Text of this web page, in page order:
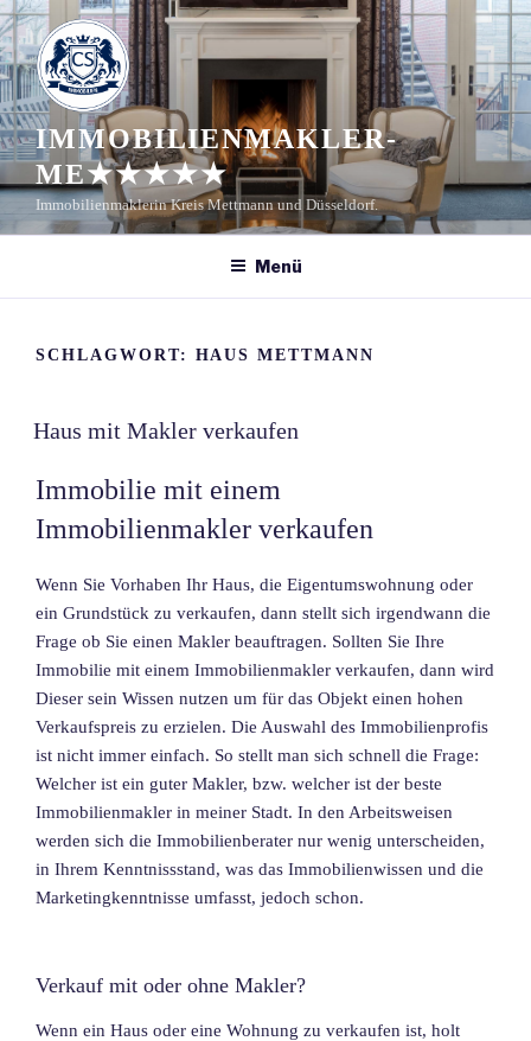
Zum
Inhalt
springen
IMMOBILIENMAKLER-
ME★★★★★
Immobilienmaklerin Kreis Mettmann und Düsseldorf.
Menü
SCHLAGWORT: HAUS METTMANN
Haus mit Makler verkaufen
Immobilie mit einem
Immobilienmakler verkaufen
Wenn Sie Vorhaben Ihr Haus, die Eigentumswohnung oder
ein Grundstück zu verkaufen, dann stellt sich irgendwann die
Frage ob Sie einen Makler beauftragen. Sollten Sie Ihre
Immobilie mit einem Immobilienmakler verkaufen, dann wird
Dieser sein Wissen nutzen um für das Objekt einen hohen
Verkaufspreis zu erzielen. Die Auswahl des Immobilienprofis
ist nicht immer einfach. So stellt man sich schnell die Frage:
Welcher ist ein guter Makler, bzw. welcher ist der beste
Immobilienmakler in meiner Stadt. In den Arbeitsweisen
werden sich die Immobilienberater nur wenig unterscheiden,
in Ihrem Kenntnissstand, was das Immobilienwissen und die
Marketingkenntnisse umfasst, jedoch schon.
Verkauf mit oder ohne Makler?
Wenn ein Haus oder eine Wohnung zu verkaufen ist, holt